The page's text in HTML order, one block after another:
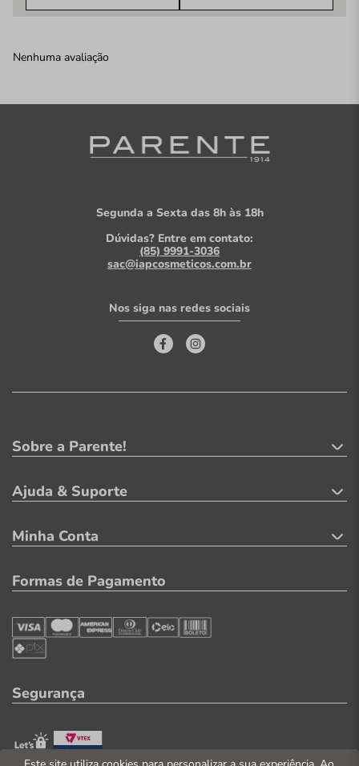
Nenhuma avaliação
Segunda a Sexta das 8h às 18h
Dúvidas? Entre em contato:
(85) 9991-3036
sac@iapcosmeticos.com.br
Nos siga nas redes sociais
Sobre a Parente!
Ajuda & Suporte
Minha Conta
Formas de Pagamento
Segurança